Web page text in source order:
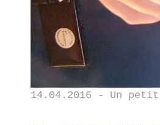
14.04.2016 - Un